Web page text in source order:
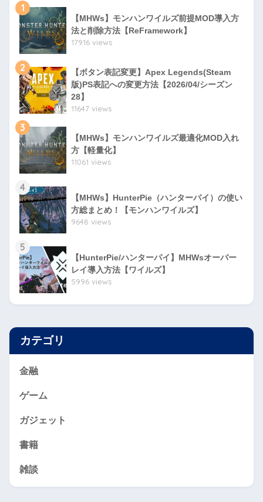
1
【MHWs】モンハンワイルズ前提MOD導入方
法と削除方法【ReFramework】
17916 views
2
【ボタン表記変更】Apex Legends(Steam
版)PS表記への変更方法【2026/04/シーズン
28】
11647 views
3
【MHWs】モンハンワイルズ最適化MOD入れ
方【軽量化】
11061 views
4
【MHWs】HunterPie（ハンターパイ）の使い
方総まとめ！【モンハンワイルズ】
9648 views
5
【HunterPie/ハンターパイ】MHWsオーバー
レイ導入方法【ワイルズ】
5996 views
カテゴリ
金融
ゲーム
ガジェット
書籍
雑談